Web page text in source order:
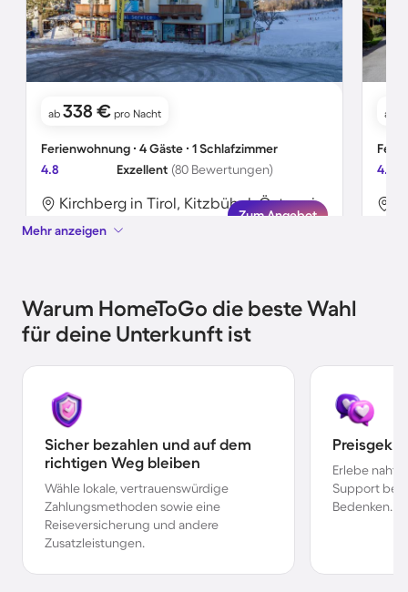
ab 338 € pro Nacht
Ferienwohnung ∙ 4 Gäste ∙ 1 Schlafzimmer
4.8
Exzellent (80 Bewertungen)
Kirchberg in Tirol, Kitzbühel, Österreich
Zum Angebot
ab
4.9
Mehr anzeigen
Warum HomeToGo die beste Wahl
für deine Unterkunft ist
Sicher bezahlen und auf dem
richtigen Weg bleiben
Wähle lokale, vertrauenswürdige
Zahlungsmethoden sowie eine
Reiseversicherung und andere
Zusatzleistungen.
Erlebe
Support bei
Bedenken.